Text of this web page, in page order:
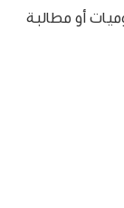
أو مطالبة